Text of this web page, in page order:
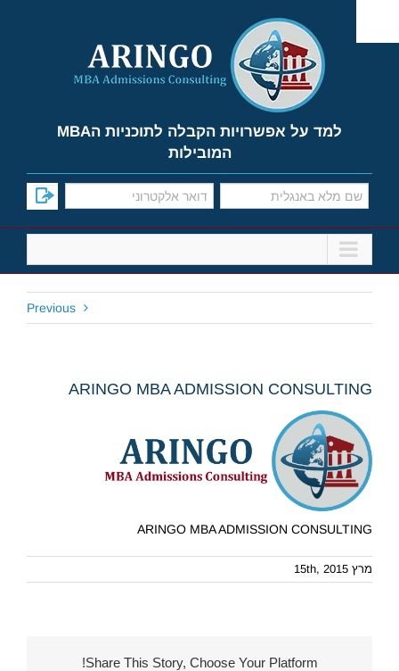
content
למד על אפשרויות הקבלה לתוכניות הMBA
המובילות
Previous
ARINGO MBA ADMISSION CONSULTING
ARINGO MBA ADMISSION CONSULTING
מרץ 15th, 2015
Share This Story, Choose Your Platform!